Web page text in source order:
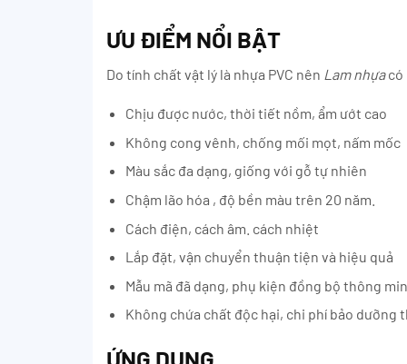
ƯU ĐIỂM NỔI BẬT
Do tính chất vật lý là nhựa PVC nên Lam nhựacó
Chịu được nước, thời tiết nồm, ẩm ướt cao
Không cong vênh, chống mối mọt, nấm mốc
Màu sắc đa dạng, giống với gỗ tự nhiên
Chậm lão hóa , độ bền màu trên 20 năm.
Cách điện, cách âm. cách nhiệt
Lắp đặt, vận chuyển thuận tiện và hiệu quả
Mẫu mã đã dạng, phụ kiện đồng bộ thông
Không chứa chất độc hại, chi phí bảo dưỡng
ỨNG DỤNG